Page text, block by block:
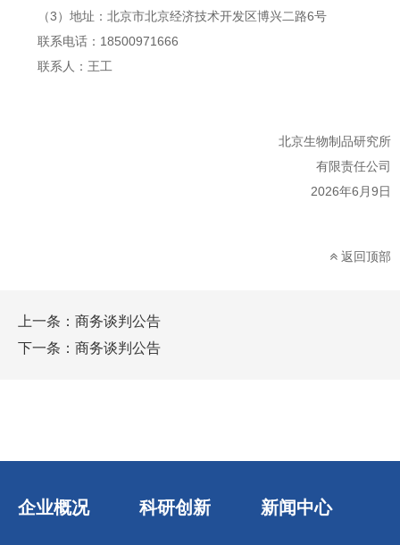
（3）地址：北京市北京经济技术开发区博兴二路6号
联系电话：18500971666
联系人：王工
北京生物制品研究所
有限责任公司
2026年6月9日
返回顶部
上一条： 商务谈判公告
下一条： 商务谈判公告
企业概况 科研创新 新闻中心